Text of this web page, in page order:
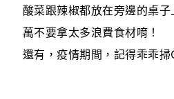
酸菜跟辣椒都放在旁邊的桌
萬不要拿太多浪費食材唷！
還有，疫情期間，記得乖乖掃